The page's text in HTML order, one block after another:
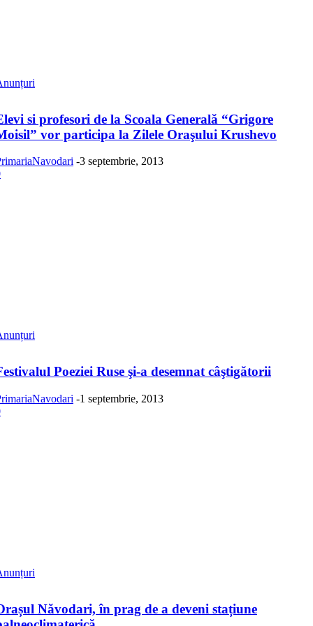
si profesori de la Scoala Generală “Grigore
vor participa la Zilele Oraşului Krushevo
-3 septembrie, 2013
Poeziei Ruse şi-a desemnat câştigătorii
-1 septembrie, 2013
Năvodari, în prag de a deveni stațiune